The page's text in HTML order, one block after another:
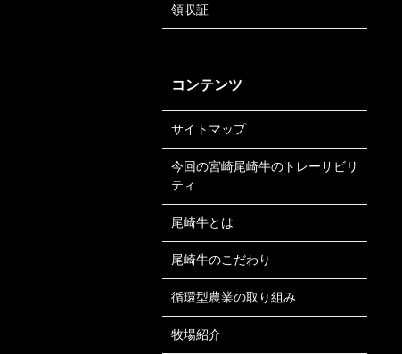
領収証
コンテンツ
サイトマップ
今回の宮崎尾崎牛のトレーサビリ
ティ
尾崎牛とは
尾崎牛のこだわり
循環型農業の取り組み
牧場紹介